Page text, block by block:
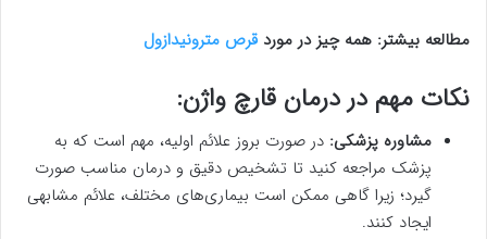
مطالعه بیشتر: همه چیز در مورد قرص مترونیدازول
نکات مهم در درمان قارچ واژن:
مشاوره پزشکی: در صورت بروز علائم اولیه، مهم است که به
پزشک مراجعه کنید تا تشخیص دقیق و درمان مناسب صورت
گیرد؛ زیرا گاهی ممکن است بیماری‌های مختلف، علائم مشابهی
ایجاد کنند.